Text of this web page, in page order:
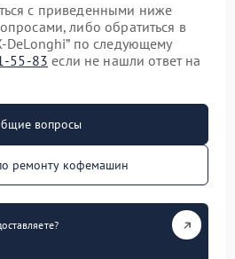
с приведенными ниже
либо обратиться в
DeLonghi” по следующему
55-83 если не нашли ответ на
вопросы
ремонту кофемашин